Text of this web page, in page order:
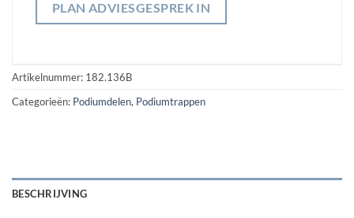
PLAN ADVIESGESPREK IN
Artikelnummer: 182.136B
Categorieën: Podiumdelen, Podiumtrappen
BESCHRIJVING